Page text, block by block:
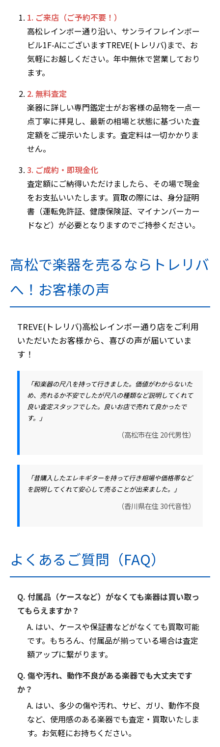
1. ご来店（ご予約不要！）
高松レインボー通り沿い、サンライフレインボー
ビル1F-AにございますTREVE(トレリバ)まで、お
気軽にお越しください。年中無休で営業しており
ます。
2. 無料査定
楽器に詳しい専門鑑定士がお客様の品物を一点一
点丁寧に拝見し、最新の相場と状態に基づいた査
定額をご提示いたします。査定料は一切かかりま
せん。
3. ご成約・即現金化
査定額にご納得いただけましたら、その場で現金
をお支払いいたします。買取の際には、身分証明
書（運転免許証、健康保険証、マイナンバーカー
ドなど）が必要となりますのでご持参ください。
高松で楽器を売るならトレリバ
へ！お客様の声
TREVE(トレリバ)高松レインボー通り店をご利用
いただいたお客様から、喜びの声が届いていま
す！
「和楽器の尺八を持って行きました。価値がわからないた
め、売れるか不安でしたが尺八の種類など説明してくれて
良い査定スタッフでした。良いお店で売れて良かったで
す。」
（高松市在住 20代男性）
「昔購入したエレキギターを持って行き相場や価格帯など
を説明してくれて安心して売ることが出来ました。」
（香川県在住 30代音性）
よくあるご質問（FAQ）
Q. 付属品（ケースなど）がなくても楽器は買い取っ
てもらえますか？
A. はい、ケースや保証書などがなくても買取可能
です。もちろん、付属品が揃っている場合は査定
額アップに繋がります。
Q. 傷や汚れ、動作不良がある楽器でも大丈夫です
か？
A. はい、多少の傷や汚れ、サビ、ガリ、動作不良
など、使用感のある楽器でも査定・買取いたしま
す。お気軽にお持ちください。